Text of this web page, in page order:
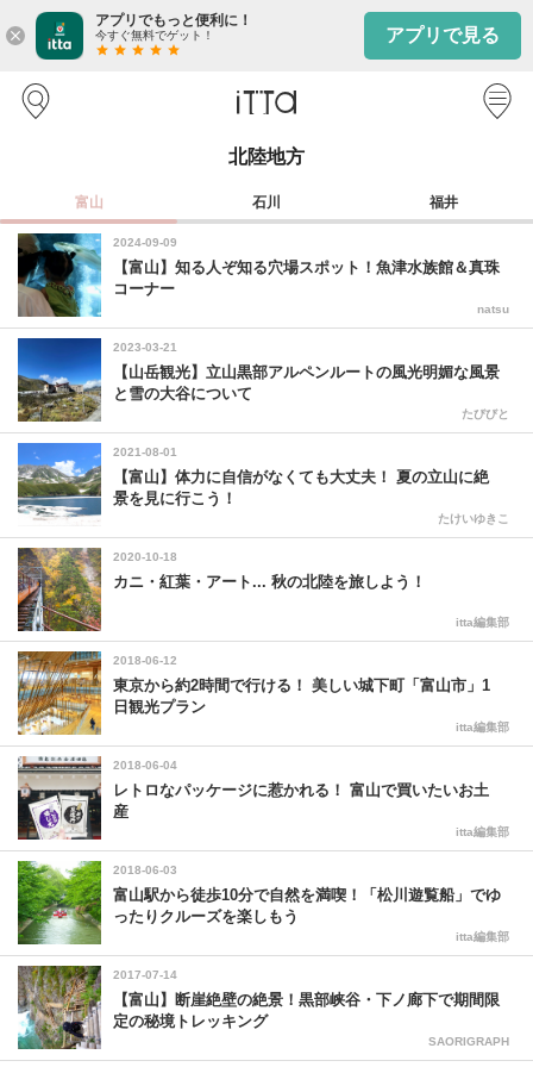
close
アプリでもっと便利に！
今すぐ無料でゲット！
star star star star star
アプリで見る
北陸地方
富山 石川 福井
2024-09-09
【富山】知る人ぞ知る穴場スポット！魚津水族館＆真珠
コーナー
natsu
2023-03-21
【山岳観光】立山黒部アルペンルートの風光明媚な風景
と雪の大谷について
たびびと
2021-08-01
【富山】体力に自信がなくても大丈夫！ 夏の立山に絶
景を見に行こう！
たけいゆきこ
2020-10-18
カニ・紅葉・アート... 秋の北陸を旅しよう！
itta編集部
2018-06-12
東京から約2時間で行ける！ 美しい城下町「富山市」1
日観光プラン
itta編集部
2018-06-04
レトロなパッケージに惹かれる！ 富山で買いたいお土
産
itta編集部
2018-06-03
富山駅から徒歩10分で自然を満喫！「松川遊覧船」でゆ
ったりクルーズを楽しもう
itta編集部
2017-07-14
【富山】断崖絶壁の絶景！黒部峡谷・下ノ廊下で期間限
定の秘境トレッキング
SAORIGRAPH